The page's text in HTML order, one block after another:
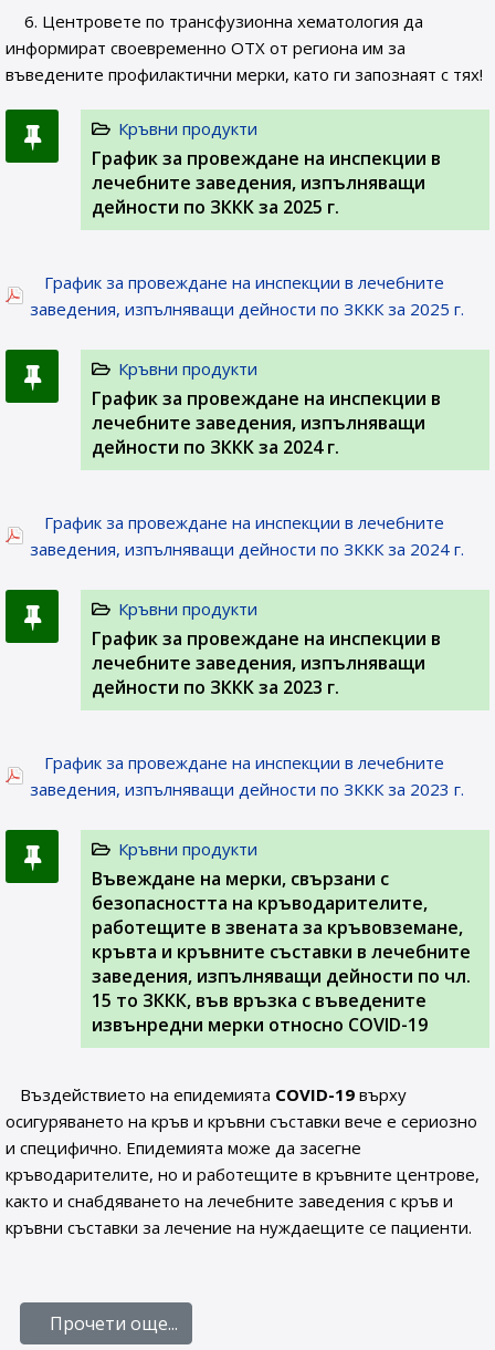
6. Центровете по трансфузионна хематология да
информират своевременно ОТХ от региона им за
въведените профилактични мерки, като ги запознаят с тях!
Кръвни продукти
График за провеждане на инспекции в
лечебните заведения, изпълняващи
дейности по ЗККК за 2025 г.
График за провеждане на инспекции в лечебните
заведения, изпълняващи дейности по ЗККК за 2025 г.
Кръвни продукти
График за провеждане на инспекции в
лечебните заведения, изпълняващи
дейности по ЗККК за 2024 г.
График за провеждане на инспекции в лечебните
заведения, изпълняващи дейности по ЗККК за 2024 г.
Кръвни продукти
График за провеждане на инспекции в
лечебните заведения, изпълняващи
дейности по ЗККК за 2023 г.
График за провеждане на инспекции в лечебните
заведения, изпълняващи дейности по ЗККК за 2023 г.
Кръвни продукти
Въвеждане на мерки, свързани с
безопасността на кръводарителите,
работещите в звената за кръвовземане,
кръвта и кръвните съставки в лечебните
заведения, изпълняващи дейности по чл.
15 то ЗККК, във връзка с въведените
извънредни мерки относно COVID-19
Въздействието на епидемията COVID-19 върху
осигуряването на кръв и кръвни съставки вече е сериозно
и специфично. Епидемията може да засегне
кръводарителите, но и работещите в кръвните центрове,
както и снабдяването на лечебните заведения с кръв и
кръвни съставки за лечение на нуждаещите се пациенти.
Прочети още...